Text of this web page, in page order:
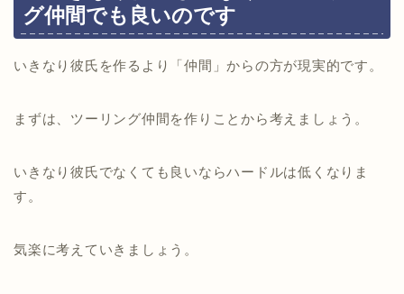
グ仲間でも良いのです
いきなり彼氏を作るより「仲間」からの方が現実的です。
まずは、ツーリング仲間を作りことから考えましょう。
いきなり彼氏でなくても良いならハードルは低くなりま
す。
気楽に考えていきましょう。